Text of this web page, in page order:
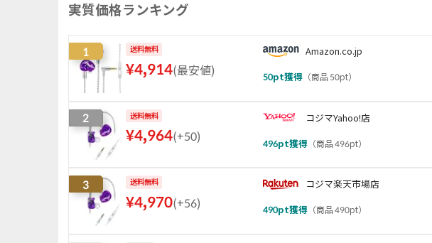
実質価格ランキング
1 送料無料
¥4,914(最安値)
Amazon.co.jp
50pt獲得 （商品 50pt）
2 送料無料
¥4,964(+50)
コジマYahoo!店
496pt獲得 （商品 496pt）
3 送料無料
¥4,970(+56)
コジマ楽天市場店
490pt獲得 （商品 490pt）